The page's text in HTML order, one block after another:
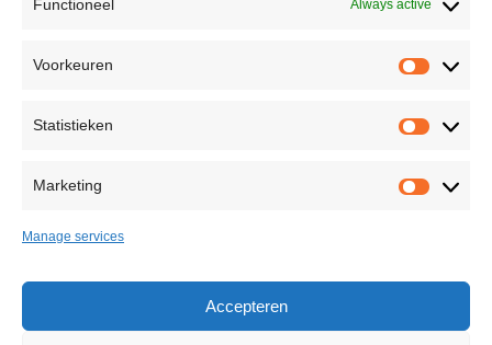
Functioneel Always active
Voorkeuren
Statistieken
Marketing
Manage services
Accepteren
+31(0)172 75 45 85